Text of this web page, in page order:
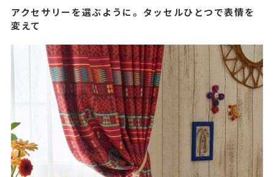
アクセサリーを選ぶように。タッセルひとつで表情を
変えて